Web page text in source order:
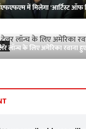
में मिलेगा 'आर्टिस्ट ऑफ
लॉन्च के लिए अमेरिका रवाना